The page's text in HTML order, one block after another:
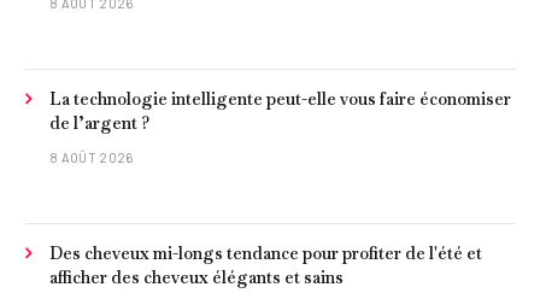
La technologie intelligente peut-elle vous faire économiser
de l’argent ?
8 AOÛT 2026
Des cheveux mi-longs tendance pour profiter de l'été et
afficher des cheveux élégants et sains